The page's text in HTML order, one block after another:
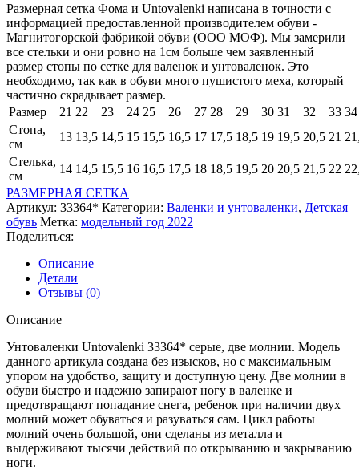
Размерная сетка Фома и Untovalenki написана в точности с
информацией предоставленной производителем обуви -
Магнитогорской фабрикой обуви (ООО МОФ). Мы замерили
все стельки и они ровно на 1см больше чем заявленный
размер стопы по сетке для валенок и унтоваленок. Это
необходимо, так как в обуви много пушистого меха, который
частично скрадывает размер.
Размер
21 22 23 24 25 26 27 28 29 30 31 32 33 34
Стопа,
см
13 13,5 14,5 15 15,5 16,5 17 17,5 18,5 19 19,5 20,5 21
Стелька,
см
14 14,5 15,5 16 16,5 17,5 18 18,5 19,5 20 20,5 21,5 22
РАЗМЕРНАЯ СЕТКА
Артикул: 33364* Категории: Валенки и унтоваленки, Детская
обувь Метка: модельный год 2022
Поделиться:
Описание
Детали
Отзывы (0)
Описание
Унтоваленки Untovalenki 33364* серые, две молнии. Модель
данного артикула создана без изысков, но с максимальным
упором на удобство, защиту и доступную цену. Две молнии в
обуви быстро и надежно запирают ногу в валенке и
предотвращают попадание снега, ребенок при наличии двух
молний может обуваться и разуваться сам. Цикл работы
молний очень большой, они сделаны из металла и
выдерживают тысячи действий по открыванию и закрыванию
ноги.